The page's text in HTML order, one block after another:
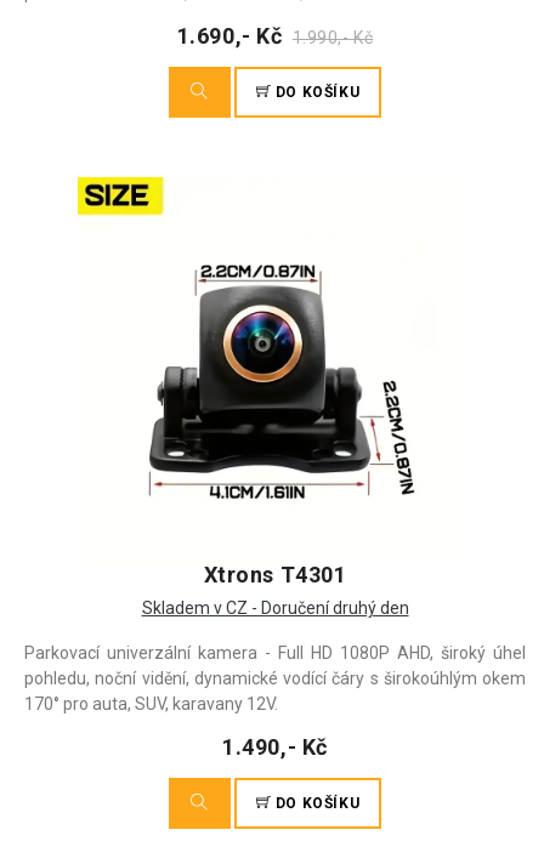
1.690,- Kč 1.990,- Kč
DO KOŠÍKU
Xtrons T4301
Skladem v CZ - Doručení druhý den
Parkovací univerzální kamera - Full HD 1080P AHD, široký úhel
pohledu, noční vidění, dynamické vodící čáry s širokoúhlým okem
170° pro auta, SUV, karavany 12V.
1.490,- Kč
DO KOŠÍKU